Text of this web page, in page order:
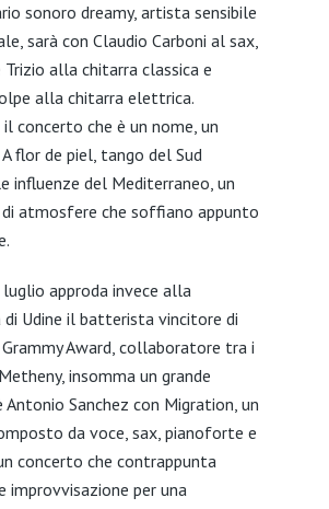
sonoro dreamy, artista sensibile
sarà con Claudio Carboni al sax,
Trizio alla chitarra classica e
alla chitarra elettrica.
concerto che è un nome, un
flor de piel, tango del Sud
influenze del Mediterraneo, un
atmosfere che soffiano appunto
approda invece alla
di Udine il batterista vincitore di
Award, collaboratore tra i
insomma un grande
Antonio Sanchez con Migration, un
da voce, sax, pianoforte e
concerto che contrappunta
improvvisazione per una